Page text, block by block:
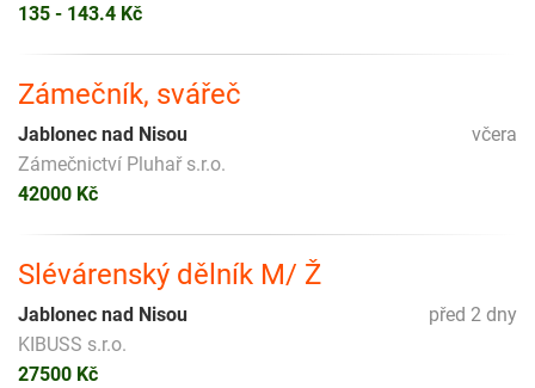
135 - 143.4 Kč
Zámečník, svářeč
včera
Jablonec nad Nisou
Zámečnictví Pluhař s.r.o.
42000 Kč
Slévárenský dělník M/ Ž
před 2 dny
Jablonec nad Nisou
KIBUSS s.r.o.
27500 Kč